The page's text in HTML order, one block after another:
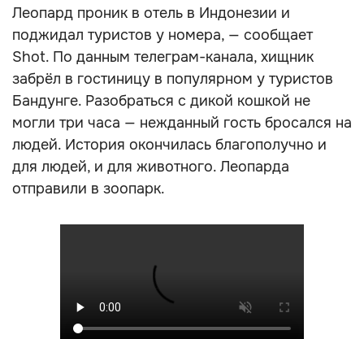
Леопард проник в отель в Индонезии и
поджидал туристов у номера, — сообщает
Shot. По данным телеграм-канала, хищник
забрёл в гостиницу в популярном у туристов
Бандунге. Разобраться с дикой кошкой не
могли три часа — нежданный гость бросался на
людей. История окончилась благополучно и
для людей, и для животного. Леопарда
отправили в зоопарк.